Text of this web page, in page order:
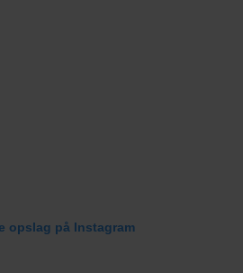
opslag på Instagram